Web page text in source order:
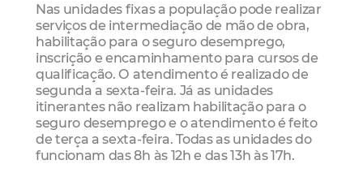
Nas unidades fixas a população pode realizar
serviços de intermediação de mão de obra,
habilitação para o seguro desemprego,
inscrição e encaminhamento para cursos de
qualificação. O atendimento é realizado de
segunda a sexta-feira. Já as unidades
itinerantes não realizam habilitação para o
seguro desemprego e o atendimento é feito
de terça a sexta-feira. Todas as unidades do
funcionam das 8h às 12h e das 13h às 17h.